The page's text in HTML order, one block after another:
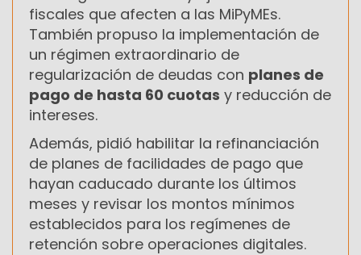
fiscales que afecten a las MiPyMEs.
También propuso la implementación de
un régimen extraordinario de
regularización de deudas con planes de
pago de hasta 60 cuotas y reducción de
intereses.
Además, pidió habilitar la refinanciación
de planes de facilidades de pago que
hayan caducado durante los últimos
meses y revisar los montos mínimos
establecidos para los regímenes de
retención sobre operaciones digitales.